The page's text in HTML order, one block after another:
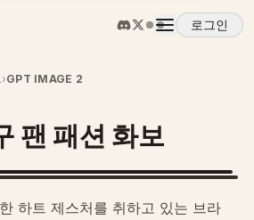
로그인
›GPT IMAGE 2
팬 패션 화보
하트 제스처를 취하고 있는 브라